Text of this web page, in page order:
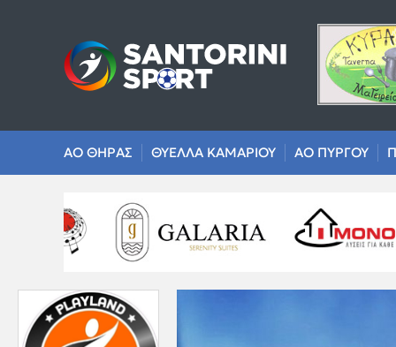
ΑΟ ΘΗΡΑΣ ΘΥΕΛΛΑ ΚΑΜΑΡΙΟΥ ΑΟ ΠΥΡΓΟΥ